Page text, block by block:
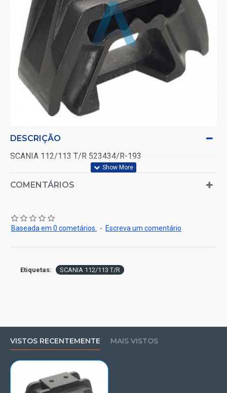
DESCRIÇÃO
SCANIA 112/113 T/R 523434/R-193
COMENTÁRIOS
Baseada em 0 cometários. - Escreva um comentário
Etiquetas: SCANIA 112/113 T/R
VISTOS RECENTEMENTE MAIS VISTOS